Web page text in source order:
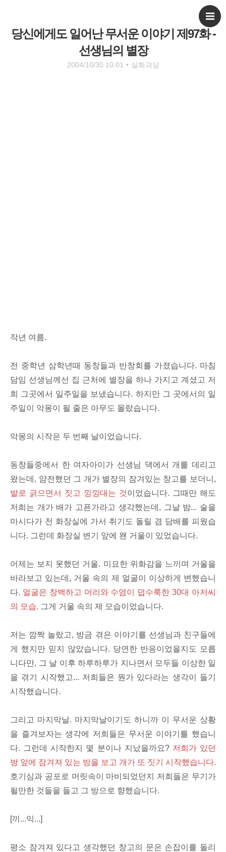
당신에게도 일어난 무서운 이야기 제97화 -
선생님의 별장
2004/10/30 10:01 • 실화괴담
작년 여름.
전 중학년 삼학년때 동창들과 반창회를 가졌습니다. 마침
담임 선생님께선 집 근처에 별장을 하나 가지고 계셨고 저
희 그곳에서 일주일을 보냈습니다. 하지만 그 곳에서의 일
주일이 악몽이 될 줄은 아무도 몰랐습니다.
악몽의 시작은 두 번째 날이었습니다.
동창들중에서 한 여자아이가 선생님 댁에서 개를 데리고
왔는데, 얌전했던 그 개가 별장의 잠겨있는 창고를 보더니,
발로 긁으면서 짓고 낑낑대는 것이었습니다. 그때만 해도
저희는 개가 배가 고픈가라고 생각했는데, 그날 밤... 술을
마시다가 전 화장실에 가서 취기도 돌릴 겸 담배를 피웠습
니다. 그런데 화장실 변기 앞에 왠 거울이 있었습니다.
어제는 보지 못했던 거울. 미묘한 위화감을 느끼며 거울을
바라보고 있는데, 거울 속의 제 얼굴이 이상하게 변했습니
다. 얼굴은 창백하고 머리와 수염이 덥수룩한 30대 아저씨
의 모습. 그게 거울 속의 제 모습이었습니다.
저는 깜짝 놀랐고, 방금 겪은 이야기를 선생님과 친구들에
게 했지만 믿지 않았습니다. 당연한 반응이었을지도 모릅
니다만, 그 날 이후 하루하루가 지나면서 모두들 이상한 일
을 겪기 시작했고... 저희들은 뭔가 있다라는 생각이 들기
시작했습니다.
그리고 마지막날. 마지막날이기도 하니까 이 무서운 상황
을 즐겨보자는 생각에 저희들은 무서운 이야기를 했습니
다. 그런데 시작한지 몇 분이나 지났을까요? 저희가 있던
방 앞에 잠겨져 있는 방을 보고 개가 또 짓기 시작했습니다.
호기심과 공포로 머릿속이 마비되었던지 저희들은 무기가
될만한 것들을 들고 그 방으로 향했습니다.
[끼...익...]
평소 잠겨져 있다고 생각했던 창고의 문은 손잡이를 돌리